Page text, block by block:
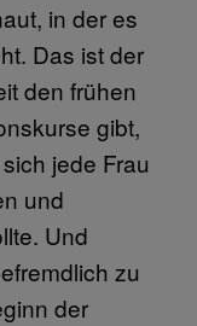
in der es
Das ist der
den frühen
gibt,
jede Frau
und
Und
zu
der